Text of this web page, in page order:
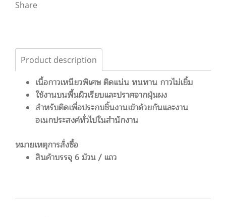
Share
Product description
เนื้อกาวเหนียวพิเศษ ติดแน่น ทนทาน กาวไม่เยิ้ม
ใช้งานบนพื้นผิวเรียบและปราศจากฝุ่นผง
สำหรับติดเพื่อประกบชิ้นงานเข้าด้วยกันและงาน
อเนกประสงค์ทั่วไปในสำนักงาน
หมายเหตุการสั่งซื้อ
สินค้าบรรจุ 6 ม้วน / แถว